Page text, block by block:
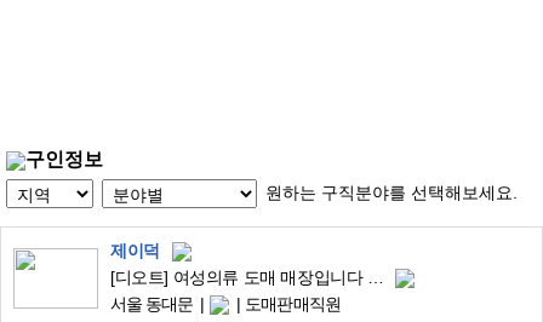
구인정보
원하는 구직분야를 선택해보세요.
제이덕
서울 동대문
도매판매직원